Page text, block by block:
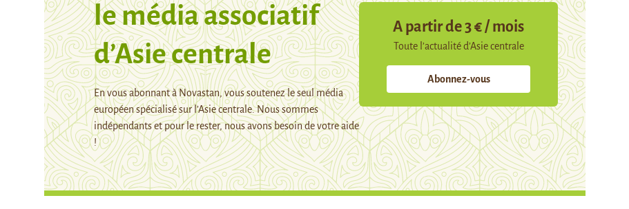
le média associatif
d’Asie centrale
En vous abonnant à Novastan, vous soutenez le seul média
européen spécialisé sur l’Asie centrale. Nous sommes
indépendants et pour le rester, nous avons besoin de votre aide
!
A partir de 3 € / mois
Toute l’actualité d’Asie centrale
Abonnez-vous